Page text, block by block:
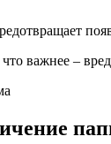
важнее –